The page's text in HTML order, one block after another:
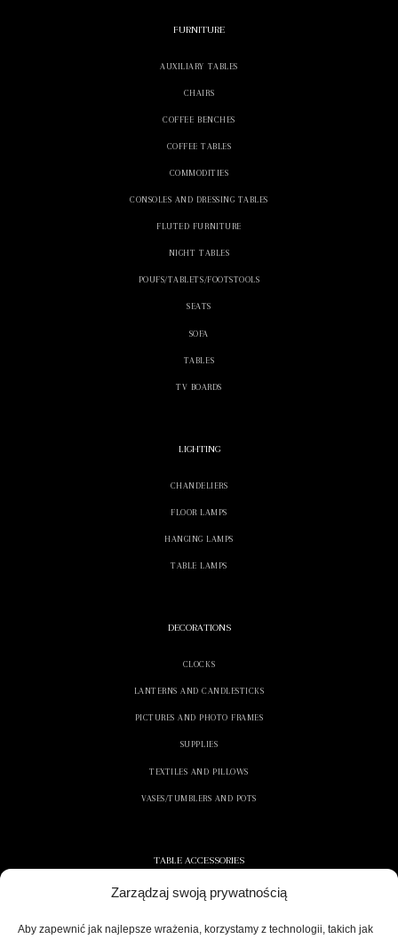
Zarządzaj swoją prywatnością
Aby zapewnić jak najlepsze wrażenia, korzystamy z technologii, takich jak
FURNITURE
AUXILIARY TABLES
CHAIRS
COFFEE BENCHES
COFFEE TABLES
COMMODITIES
CONSOLES AND DRESSING TABLES
FLUTED FURNITURE
NIGHT TABLES
POUFS/TABLETS/FOOTSTOOLS
SEATS
SOFA
TABLES
TV BOARDS
LIGHTING
CHANDELIERS
FLOOR LAMPS
HANGING LAMPS
TABLE LAMPS
DECORATIONS
CLOCKS
LANTERNS AND CANDLESTICKS
PICTURES AND PHOTO FRAMES
SUPPLIES
TEXTILES AND PILLOWS
VASES/TUMBLERS AND POTS
TABLE ACCESSORIES
CONTAINERS AND NAPKINS
COOLERS/ICE CONTAINERS